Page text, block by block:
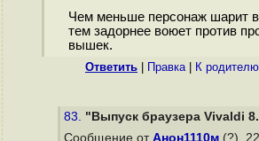
Чем меньше персонаж шарит в
тем задорнее воюет против
вышек.
Ответить Правка| К
83. "Выпуск браузера Vivaldi
Сообщение от Анон1110м (?),